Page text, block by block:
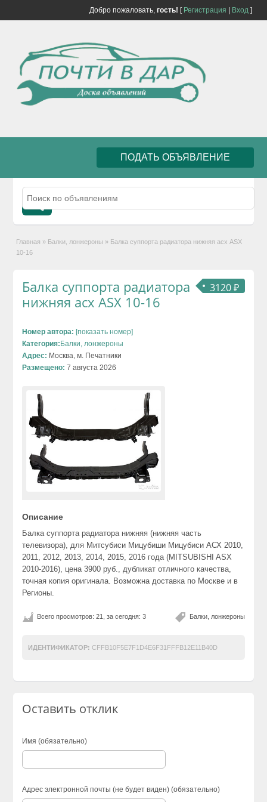
Добро пожаловать, гость! [ Регистрация Вход]
ПОДАТЬ ОБЪЯВЛЕНИЕ
Главная » Балки, лонжероны » Балка суппорта радиатора нижняя асх ASX
10-16
3120 ₽
Балка суппорта радиатора
нижняя асх ASX 10-16
Номер автора: [показать номер]
Категория: Балки, лонжероны
Адрес: Москва, м. Печатники
Размещено: 7 августа 2026
Описание
Балка суппорта радиатора нижняя (нижняя часть
телевизора), для Митсубиси Мицубиши Мицубиси АСХ 2010,
2011, 2012, 2013, 2014, 2015, 2016 года (MITSUBISHI ASX
2010-2016), цена 3900 руб., дубликат отличного качества,
точная копия оригинала. Возможна доставка по Москве и в
Регионы.
Балки, лонжероны
Всего просмотров: 21, за сегодня: 3
ИДЕНТИФИКАТОР: CFFB10F5E7F1D4E6F31FFFB12E11B40D
Оставить отклик
Имя (обязательно)
Адрес электронной почты (не будет виден) (обязательно)